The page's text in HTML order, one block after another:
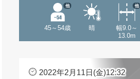
45～54歳
他
晴
幅9.0～
13.0m
他
2022年2月11日(金)12:32